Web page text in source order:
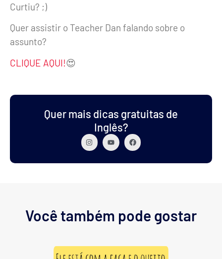
Curtiu? ;)
Quer assistir o Teacher Dan falando sobre o
assunto?
CLIQUE AQUI!😍
Quer mais dicas gratuitas de
Inglês?
Você também pode gostar